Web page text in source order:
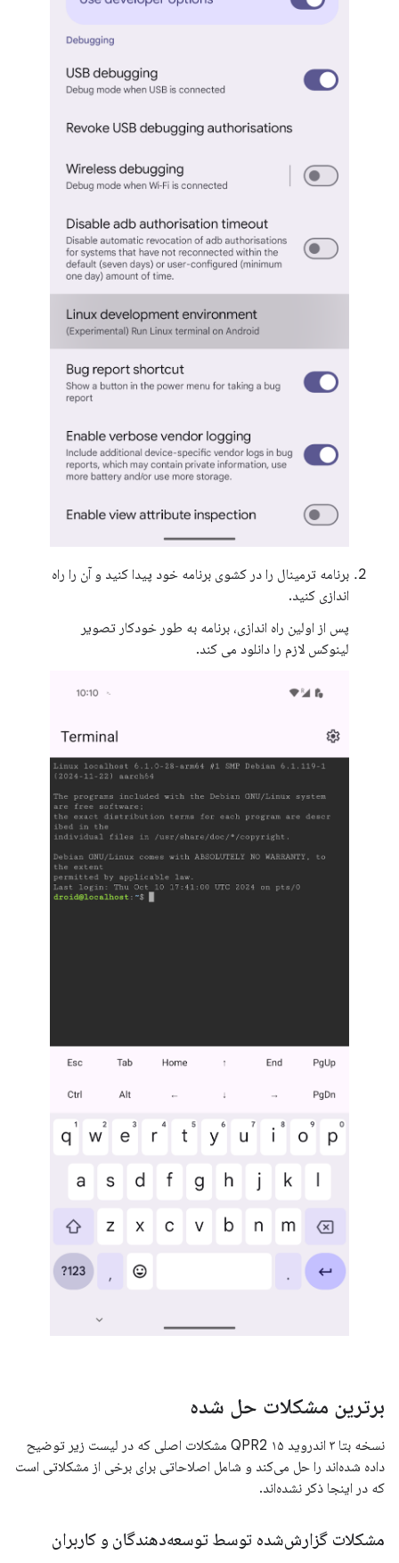
برنامه ترمینال را در کشوی برنامه خود پیدا کنید و آن را راه
اندازی کنید.
پس از اولین راه اندازی، برنامه به طور خودکار تصویر
لینوکس لازم را دانلود می کند.
برترین مشکلات حل شده
نسخه بتا ۳ اندروید ۱۵ QPR2 مشکلات اصلی که در لیست زیر توضیح
داده شده‌اند را حل می‌کند و شامل اصلاحاتی برای برخی از مشکلاتی است
که در اینجا ذکر نشده‌اند.
مشکلات گزارش‌شده توسط توسعه‌دهندگان و کاربران